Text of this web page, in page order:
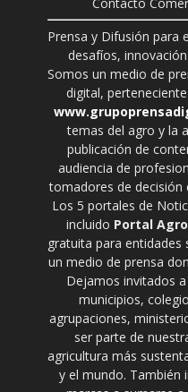
Prensa y Difusión para
desafíos,
Somos un medio de
digital,
temas del agro y la
publicación de
audiencia de
tomadores de decisión
Los 5 portales de
incluido Portal
gratuita para entidades
un medio de prensa
Dejamos invitados
municipios,
agrupaciones,
ser parte de
agricultura más
y el mundo. También